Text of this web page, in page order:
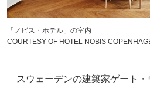
「ノビス・ホテル」の室内
COURTESY OF HOTEL NOBIS
スウェーデンの建築家ゲート